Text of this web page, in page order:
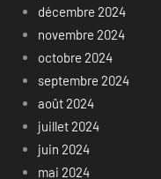
décembre 2024
novembre 2024
octobre 2024
septembre 2024
août 2024
juillet 2024
juin 2024
mai 2024